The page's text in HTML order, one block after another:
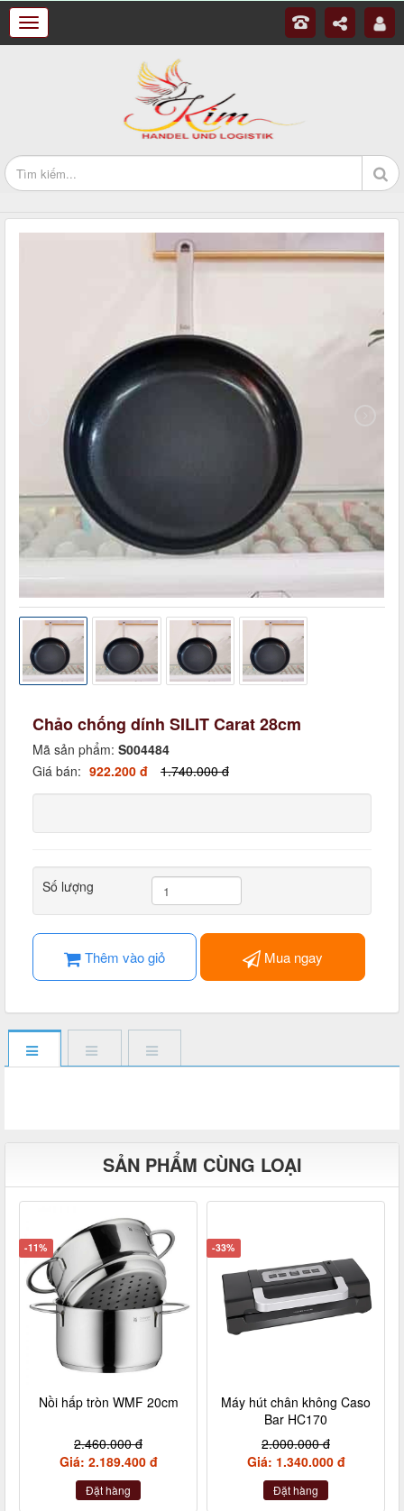
Chảo chống dính SILIT Carat 28cm
Mã sản phẩm: S004484
Giá bán: 922.200 đ 1.740.000 đ
Số lượng
Thêm vào giỏ Mua ngay
SẢN PHẨM CÙNG LOẠI
-11%
Nồi hấp tròn WMF 20cm
2.460.000 đ
Giá: 2.189.400 đ
Đặt hàng
-33%
Máy hút chân không Caso
Bar HC170
2.000.000 đ
Giá: 1.340.000 đ
Đặt hàng